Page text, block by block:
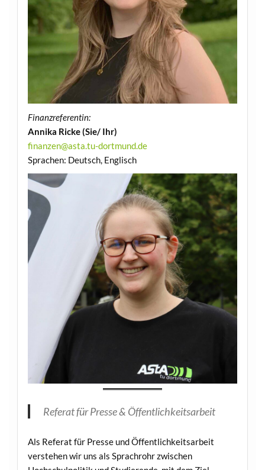
Finanzreferentin:
Annika Ricke (Sie/ Ihr)
finanzen@asta.tu-dortmund.de
Sprachen: Deutsch, Englisch
Referat für Presse & Öffentlichkeitsarbeit
Als Referat für Presse und Öffentlichkeitsarbeit
verstehen wir uns als Sprachrohr zwischen